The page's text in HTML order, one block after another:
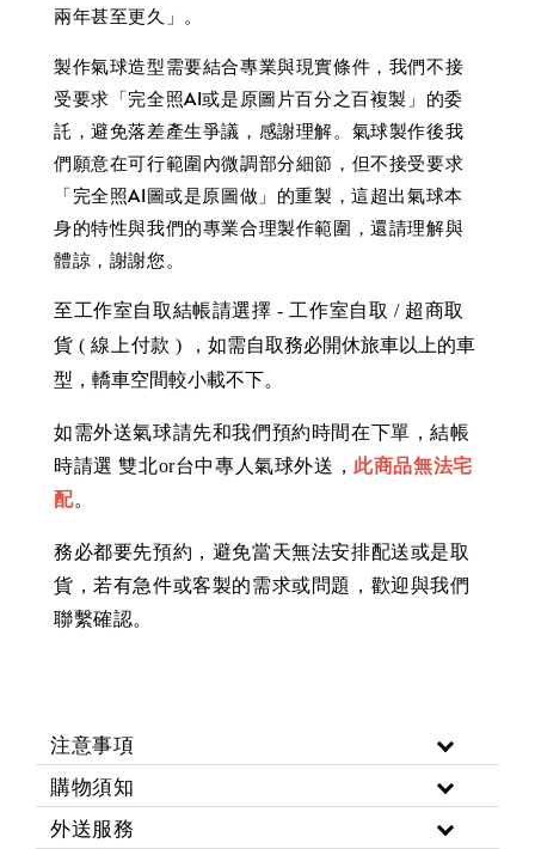
兩年甚至更久」。
製作氣球造型需要結合專業與現實條件，我們不接
受要求「完全照AI或是原圖片百分之百複製」的委
託，避免落差產生爭議，感謝理解。氣球製作後我
們願意在可行範圍內微調部分細節，但不接受要求
「完全照AI圖或是原圖做」的重製，這超出氣球本
身的特性與我們的專業合理製作範圍，還請理解與
體諒，謝謝您。
至工作室自取結帳請選擇 - 工作室自取 / 超商取
貨 ( 線上付款 )
，如需自取務必開休旅車以上的車
型，轎車空間較小載不下。
如需外送氣球請先和我們預約時間在下單，結帳
時請選 雙北or台中專人氣球外送， 此商品無法宅
配。
務必都要先預約，避免當天無法安排配送或是取
貨，若有急件或客製的需求或問題，歡迎與我們
聯繫確認。
注意事項
購物須知
外送服務